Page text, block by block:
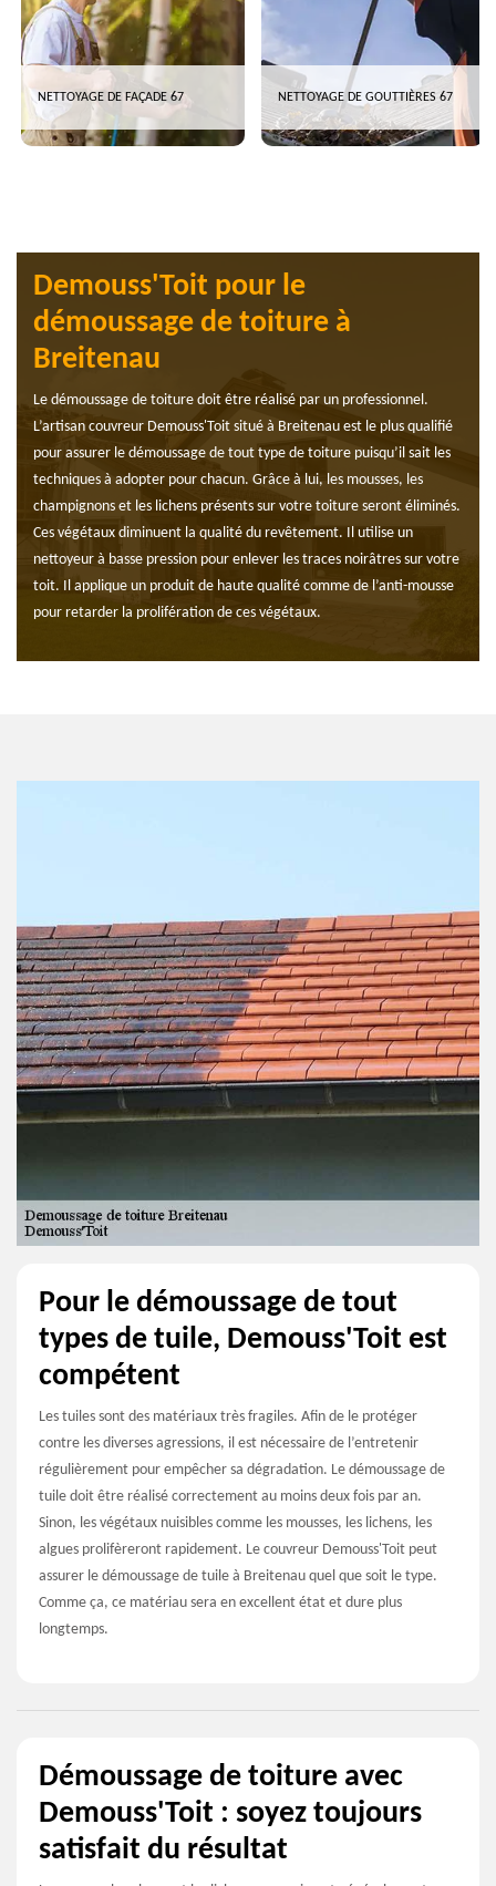
NETTOYAGE DE FAÇADE 67 NETTOYAGE DE GOUTTIÈRES 67
Demouss'Toit pour le
démoussage de toiture à
Breitenau
Le démoussage de toiture doit être réalisé par un professionnel.
L’artisan couvreur Demouss'Toit situé à Breitenau est le plus qualifié
pour assurer le démoussage de tout type de toiture puisqu’il sait les
techniques à adopter pour chacun. Grâce à lui, les mousses, les
champignons et les lichens présents sur votre toiture seront éliminés.
Ces végétaux diminuent la qualité du revêtement. Il utilise un
nettoyeur à basse pression pour enlever les traces noirâtres sur votre
toit. Il applique un produit de haute qualité comme de l’anti-mousse
pour retarder la prolifération de ces végétaux.
Pour le démoussage de tout
types de tuile, Demouss'Toit est
compétent
Les tuiles sont des matériaux très fragiles. Afin de le protéger
contre les diverses agressions, il est nécessaire de l’entretenir
régulièrement pour empêcher sa dégradation. Le démoussage de
tuile doit être réalisé correctement au moins deux fois par an.
Sinon, les végétaux nuisibles comme les mousses, les lichens, les
algues prolifèreront rapidement. Le couvreur Demouss'Toit peut
assurer le démoussage de tuile à Breitenau quel que soit le type.
Comme ça, ce matériau sera en excellent état et dure plus
longtemps.
Démoussage de toiture avec
Demouss'Toit : soyez toujours
satisfait du résultat